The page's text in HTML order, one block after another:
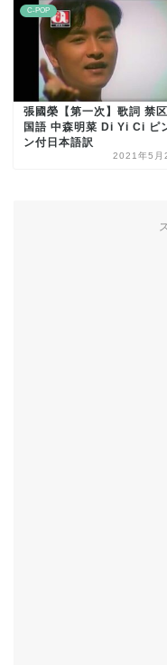
C-POP
張國榮【第一次】歌詞 禁
国語 中森明菜 Di Yi Ci ピ
ン付日本語訳
2021年5月